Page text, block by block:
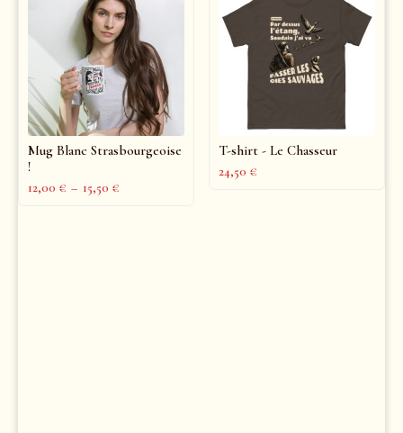
Mug Blanc Strasbourgeoise
!
12,00 € – 15,50 €
T-shirt - Le Chasseur
24,50 €